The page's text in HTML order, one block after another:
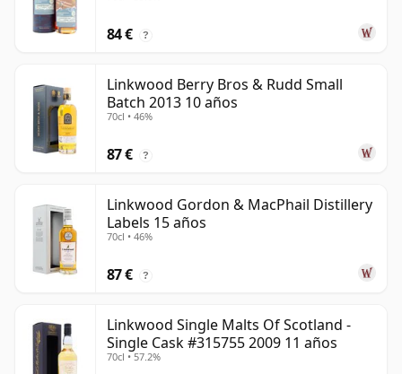
84 € ?
Linkwood Berry Bros & Rudd Small
Batch 2013 10 años
70cl • 46%
87 € ?
Linkwood Gordon & MacPhail Distillery
Labels 15 años
70cl • 46%
87 € ?
Linkwood Single Malts Of Scotland -
Single Cask #315755 2009 11 años
70cl • 57.2%